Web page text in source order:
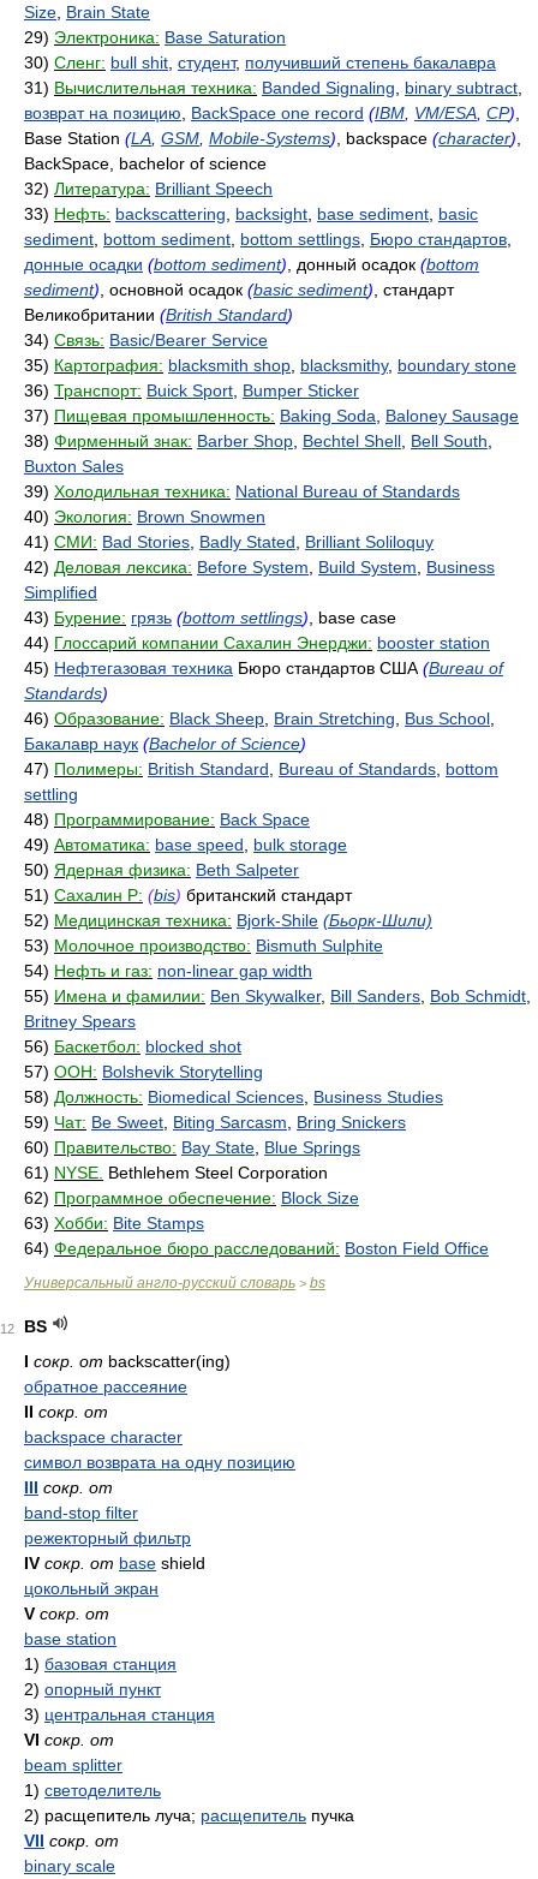
Size Brain State
29) Электроника: Base Saturation
30) Сленг: bull shit студент, получивший степень бакалавра
31) Вычислительная техника: Banded Signaling binary subtract
возврат на позицию
BackSpace one record (IBM VM/ESA CP)
Base Station (LA GSM Mobile-Systems) , backspace (character)
BackSpace, bachelor of science
32) Литература: Brilliant Speech
33) Нефть: backscattering backsight base sediment basic
sediment bottom sediment bottom settlings Бюро стандартов
донные осадки (bottom sediment) , донный осадок (bottom
sediment) , основной осадок (basic sediment) , стандарт
Великобритании (British Standard)
34) Связь: Basic/Bearer Service
35) Картография: blacksmith shop blacksmithy, boundary stone
36) Транспорт: Buick Sport Bumper Sticker
37) Пищевая промышленность: Baking Soda
Baloney Sausage
38) Фирменный знак: Barber Shop Bechtel Shell Bell South
Buxton Sales
39) Холодильная техника: National Bureau of Standards
40) Экология: Brown Snowmen
41) СМИ: Bad Stories Badly Stated
Brilliant Soliloquy
42) Деловая лексика: Before System Build System
Business
Simplified
43) Бурение: грязь (bottom settlings) , base case
44) Глоссарий компании Сахалин Энерджи: booster station
45) Нефтегазовая техника Бюро стандартов США (Bureau of
Standards)
46) Образование: Black Sheep Brain Stretching Bus School
Бакалавр наук (Bachelor of Science)
47) Полимеры: British Standard Bureau of Standards bottom
settling
48) Программирование: Back Space
49) Автоматика: base speed
bulk storage
50) Ядерная физика: Beth Salpeter
51) Сахалин Р: (bis) британский стандарт
52) Медицинская техника: Bjork-Shile (Бьорк-Шили)
53) Молочное производство: Bismuth Sulphite
54) Нефть и газ: non-linear gap width
55) Имена и фамилии: Ben Skywalker, Bill Sanders Bob Schmidt
Britney Spears
56) Баскетбол: blocked shot
57) ООН: Bolshevik Storytelling
58) Должность: Biomedical Sciences Business Studies
59) Чат: Be Sweet Biting Sarcasm
Bring Snickers
60) Правительство: Bay State Blue Springs
61) NYSE. Bethlehem Steel Corporation
62) Программное обеспечение: Block Size
63) Хобби: Bite Stamps
64) Федеральное бюро расследований: Boston Field Office
Универсальный англо-русский словарь > bs
12
BS
I сокр. от backscatter(ing)
обратное рассеяние
II сокр. от
backspace character
символ возврата на одну позицию
III сокр. от
band-stop filter
режекторный фильтр
IV сокр. от base shield
цокольный экран
V сокр. от
base station
1) базовая станция
2) опорный пункт
3) центральная станция
VI сокр. от
beam splitter
1) светоделитель
2) расщепитель луча; расщепитель пучка
VII сокр. от
binary scale